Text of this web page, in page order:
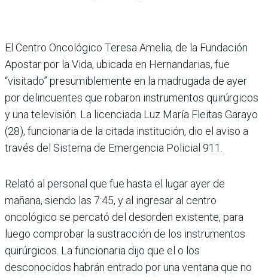
El Centro Oncológico Teresa Amelia, de la Fundación
Apostar por la Vida, ubicada en Hernandarias, fue
“visitado” presumiblemente en la madrugada de ayer
por delincuentes que robaron instrumentos quirúrgicos
y una televisión. La licenciada Luz María Fleitas Garayo
(28), funcionaria de la citada institución, dio el aviso a
través del Sistema de Emergencia Policial 911.
Relató al personal que fue hasta el lugar ayer de
mañana, siendo las 7:45, y al ingresar al centro
oncológico se percató del desorden existente, para
luego comprobar la sustracción de los instrumentos
quirúrgicos. La funcionaria dijo que el o los
desconocidos habrán entrado por una ventana que no